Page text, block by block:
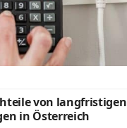
von langfristigen
in Österreich